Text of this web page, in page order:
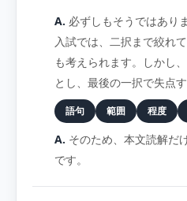
必ずしもそうではあり
入試では、二択まで絞れ
も考えられます。しかし
とし、最後の一択で失点
語句 範囲 程度
そのため、本文読解だ
です。